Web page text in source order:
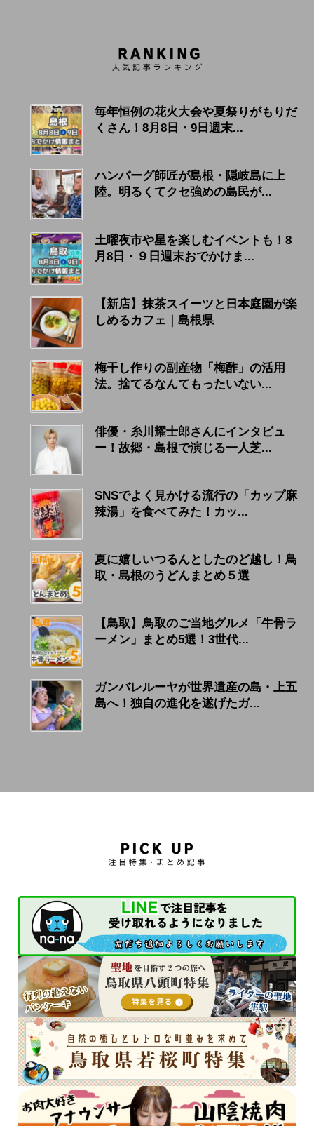
毎年恒例の花火大会や夏祭りがもりだ
くさん！8月8日・9日週末...
ハンバーグ師匠が島根・隠岐島に上
陸。明るくてクセ強めの島民が...
土曜夜市や星を楽しむイベントも！8
月8日・９日週末おでかけま...
【新店】抹茶スイーツと日本庭園が楽
しめるカフェ｜島根県
梅干し作りの副産物「梅酢」の活用
法。捨てるなんてもったいない...
俳優・糸川耀士郎さんにインタビュ
ー！故郷・島根で演じる一人芝...
SNSでよく見かける流行の「カップ麻
辣湯」を食べてみた！カッ...
夏に嬉しいつるんとしたのど越し！鳥
取・島根のうどんまとめ５選
【鳥取】鳥取のご当地グルメ「牛骨ラ
ーメン」まとめ5選！3世代...
ガンバレルーヤが世界遺産の島・上五
島へ！独自の進化を遂げたガ...